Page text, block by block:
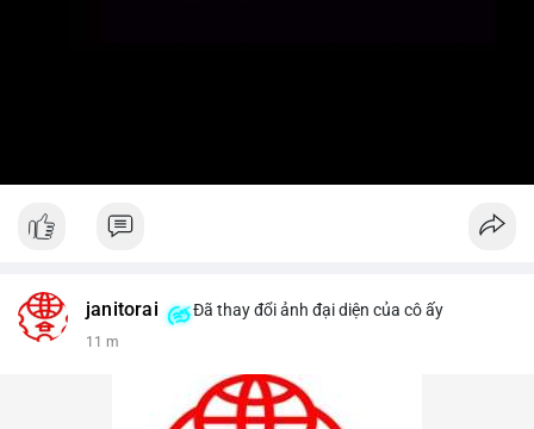
janitorai Đã thay đổi ảnh đại diện của cô ấy
11 m